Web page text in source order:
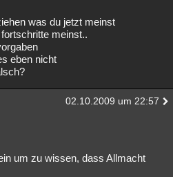
was du jetzt meinst
meinst..
eben nicht
02.10.2009 um 22:57
um zu wissen, dass Allmacht